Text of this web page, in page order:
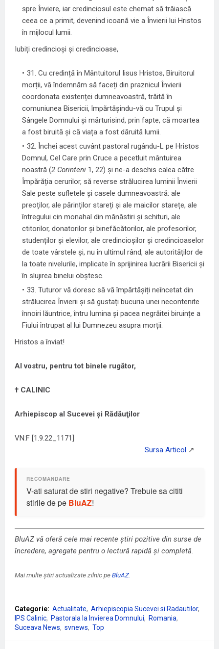
spre Înviere, iar credinciosul este chemat să trăiască
ceea ce a primit, devenind icoană vie a Învierii lui Hristos
în mijlocul lumii.
Iubiți credincioși și credincioase,
31. Cu credință în Mântuitorul Iisus Hristos, Biruitorul
morții, vă îndemnăm să faceți din praznicul Învierii
coordonata existenței dumneavoastră, trăită în
comuniunea Bisericii, împărtășindu-vă cu Trupul și
Sângele Domnului și mărturisind, prin fapte, că moartea
a fost biruită și că viața a fost dăruită lumii.
32. Închei acest cuvânt pastoral rugându-L pe Hristos
Domnul, Cel Care prin Cruce a pecetluit mântuirea
noastră (2 Corinteni 1, 22) și ne-a deschis calea către
Împărăția cerurilor, să reverse strălucirea luminii Învierii
Sale peste sufletele și casele dumneavoastră: ale
preoților, ale părinților stareți și ale maicilor starețe, ale
întregului cin monahal din mănăstiri și schituri, ale
ctitorilor, donatorilor și binefăcătorilor, ale profesorilor,
studenților și elevilor, ale credincioșilor și credincioaselor
de toate vârstele și, nu în ultimul rând, ale autorităților de
la toate nivelurile, implicate în sprijinirea lucrării Bisericii și
în slujirea binelui obștesc.
33. Tuturor vă doresc să vă împărtășiți neîncetat din
strălucirea Învierii și să gustați bucuria unei necontenite
înnoiri lăuntrice, întru lumina și pacea negrăitei biruințe a
Fiului întrupat al lui Dumnezeu asupra morții.
Hristos a înviat!
Al vostru, pentru tot binele rugător,
† CALINIC
Arhiepiscop al Sucevei şi Rădăuţilor
VN:F [1.9.22_1171]
V-ati saturat de stiri negative? Trebuie sa cititi
stirile de pe BluAZ!
BluAZ vă oferă cele mai recente știri pozitive din surse de
încredere, agregate pentru o lectură rapidă și completă.
Mai multe știri actualizate zilnic peBluAZ
Categorie: Actualitate
Arhiepiscopia Sucevei si Radautilor
IPS Calinic
Pastorala la Invierea Domnului
Romania
Suceava News
svnews Top